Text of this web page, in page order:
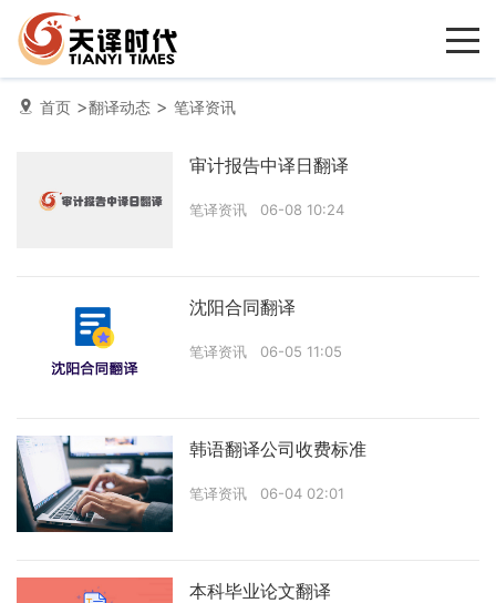
首页 >翻译动态 > 笔译资讯
审计报告中译日翻译
笔译资讯 06-08 10:24
沈阳合同翻译
笔译资讯 06-05 11:05
韩语翻译公司收费标准
笔译资讯 06-04 02:01
本科毕业论文翻译